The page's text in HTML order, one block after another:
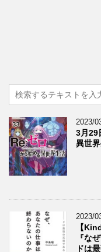
2023/
3月29
異世
2023/
【
『な
ドは